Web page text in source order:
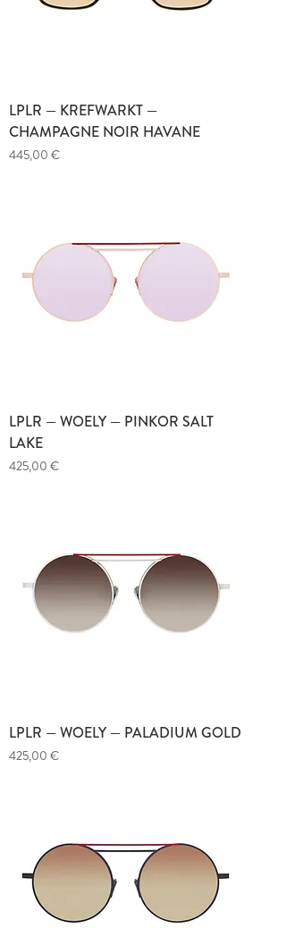
LPLR — KREFWARKT —
CHAMPAGNE NOIR HAVANE
Prix
445,00 €
LPLR — WOELY — PINKOR SALT
LAKE
Prix
425,00 €
LPLR — WOELY — PALADIUM GOLD
Prix
425,00 €